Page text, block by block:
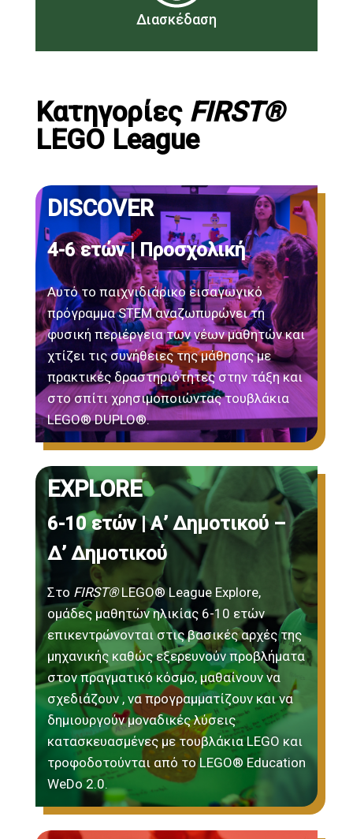
Διασκέδαση
Κατηγορίες FIRST®
LEGO League
DISCOVER
4-6 ετών | Προσχολική
Αυτό το παιχνιδιάρικο εισαγωγικό
πρόγραμμα STEM αναζωπυρώνει τη
φυσική περιέργεια των νέων μαθητών και
χτίζει τις συνήθειες της μάθησης με
πρακτικές δραστηριότητες στην τάξη και
στο σπίτι χρησιμοποιώντας τουβλάκια
LEGO® DUPLO®.
EXPLORE
6-10 ετών | Α’ Δημοτικού –
Δ’ Δημοτικού
Στο FIRST®LEGO® League Explore,
ομάδες μαθητών ηλικίας 6-10 ετών
επικεντρώνονται στις βασικές αρχές της
μηχανικής καθώς εξερευνούν προβλήματα
στον πραγματικό κόσμο, μαθαίνουν να
σχεδιάζουν , να προγραμματίζουν και να
δημιουργούν μοναδικές λύσεις
κατασκευασμένες με τουβλάκια LEGO και
τροφοδοτούνται από το LEGO® Education
WeDo 2.0.